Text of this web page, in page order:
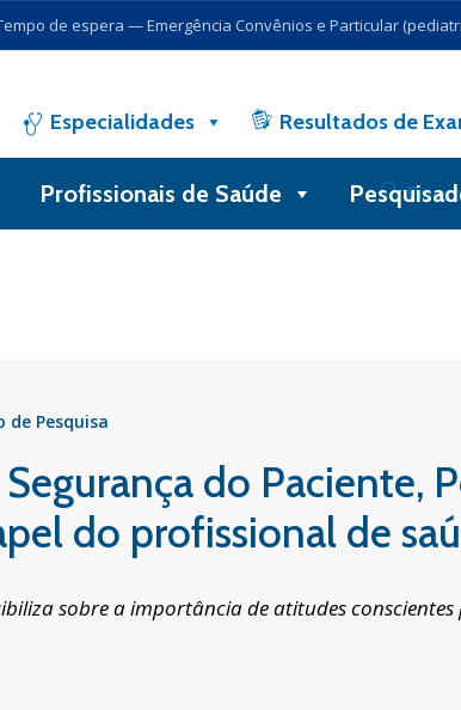
de espera — Emergência Convênios e Particular
Especialidades Resultados de
Profissionais de Saúde
Pesquisa
do Paciente,
do profissional de
sobre a importância de atitudes